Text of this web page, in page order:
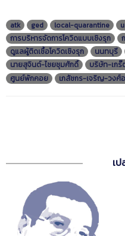
atk ged local-quarantine
การบริหารจัดการโควิดแบบเชิงรุก
ดูแลผู้ติดเชื้อโควิดเชิงรุก
นนทบุรี
นายสุจินต์-ไชยชุมศักดิ์
บริษัท-เก
ศูนย์พักคอย
เภสัชกร-เจริญ-วงศ์
เ